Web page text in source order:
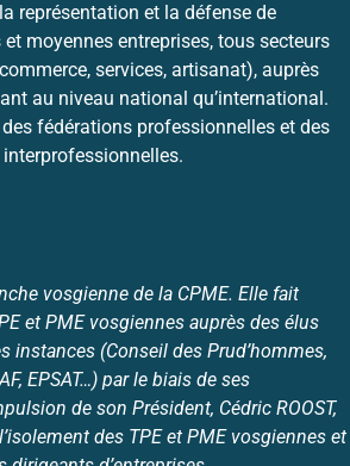
représentation et la défense de
et moyennes entreprises, tous secteurs
services, artisanat), auprès
au niveau national qu’international.
fédérations professionnelles et des
vosgienne de la CPME. Elle fait
et PME vosgiennes auprès des élus
instances (Conseil des Prud’hommes,
EPSAT…) par le biais de ses
de son Président, Cédric ROOST,
des TPE et PME vosgiennes et